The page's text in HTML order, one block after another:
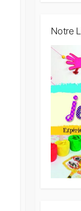
Notre